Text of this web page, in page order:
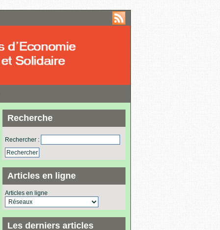
Recherche
Rechercher :
Articles en ligne
Articles en ligne
Les derniers articles